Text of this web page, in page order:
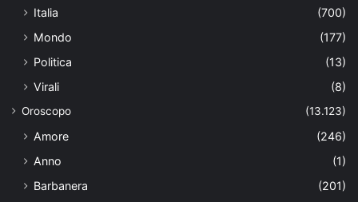
Italia
(700)
Mondo
(177)
Politica
(13)
Virali
(8)
Oroscopo (13.123)
Amore
(246)
Anno
(1)
Barbanera
(201)